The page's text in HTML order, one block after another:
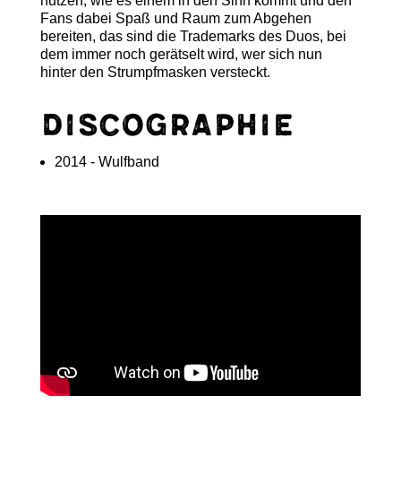
Fans dabei Spaß und Raum zum Abgehen
bereiten, das sind die Trademarks des Duos, bei
dem immer noch gerätselt wird, wer sich nun
hinter den Strumpfmasken versteckt.
Discographie
2014 - Wulfband